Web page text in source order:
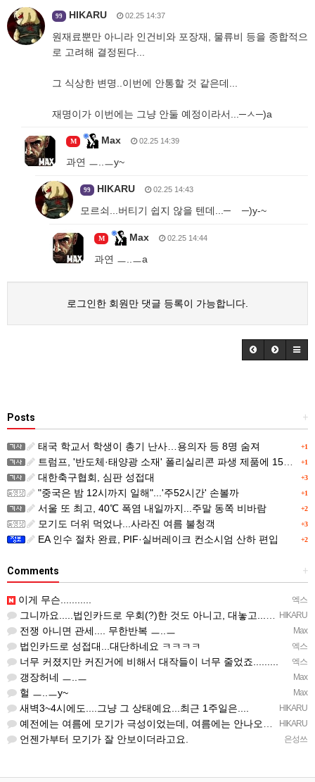
99 HIKARU 02.25 14:37
원재료뿐만 아니라 인건비와 포장재, 물류비 등을 종합적으
로 고려해 결정된다...
그 식상한 변명..이번에 안통할 것 같은데...
재명이가 이번에는 그냥 안둘 예정이라서...─ㅅ─)a
M Max 02.25 14:39
과연 ㅡ..ㅡy~
99 HIKARU 02.25 14:43
모르쇠...버티기 쉽지 않을 텐데...─ ─)y-~
M Max 02.25 14:44
과연 ㅡ..ㅡa
로그인한 회원만 댓글 등록이 가능합니다.
+
Posts
+1
태국 학교서 학생이 총기 난사…용의자 등 8명 숨져
+1
트럼프, '반도체·태양광 소재' 폴리실리콘 파생 제품에 15% 관세...한국 기업도 영향
+3
대한축구협회, 심판 성접대
+1
"중국은 밤 12시까지 일해"...'주52시간' 손볼까
+2
서울 또 최고, 40℃ 폭염 내일까지...주말 동쪽 비바람
+3
모기도 더위 먹었나...사라진 여름 불청객
+2
EA 인수 절차 완료, PIF·실버레이크 컨소시엄 산하 편입
+
Comments
엑스
이게 무슨...........
HIKARU
그니까요.....법인카드로 우회(?)한 것도 아니고, 대놓고...ㅋ ㅋ)
Max
전쟁 아니면 관세.... 무한반복 ㅡ..ㅡ
엑스
법인카드로 성접대...대단하네요 ㅋㅋㅋㅋ
엑스
너무 커졌지만 커진거에 비해서 대작들이 너무 줄었죠.........
Max
갱장허네 ㅡ..ㅡ
Max
헐 ㅡ..ㅡy~
HIKARU
새벽3~4시에도....그냥 그 상태예요...최근 1주일은....
HIKARU
예전에는 여름에 모기가 극성이었는데, 여름에는 안나오는 것 같은.....ㅎ ㅎ)
은성쓰
언젠가부터 모기가 잘 안보이더라고요.